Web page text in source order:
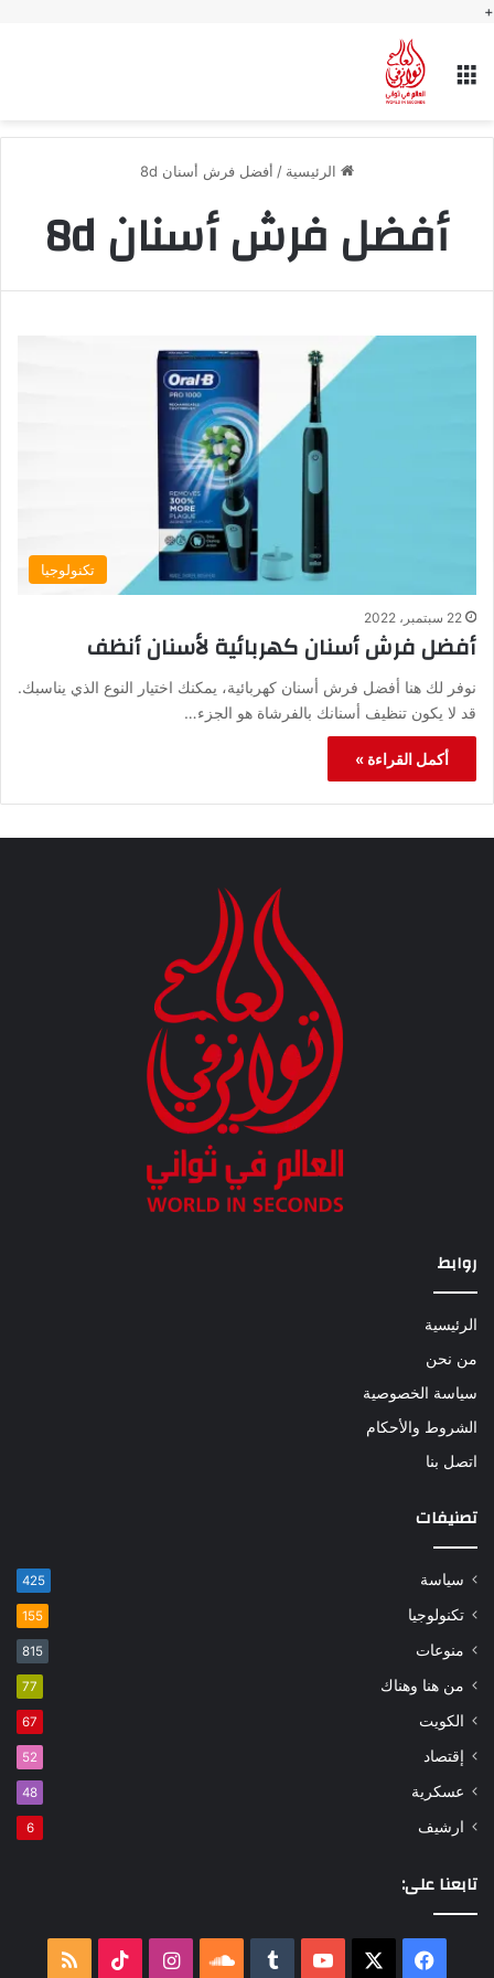
+
القائمة
الرئيسية / أفضل فرش أسنان 8d
أفضل فرش أسنان 8d
تكنولوجيا
22 سبتمبر، 2022
أفضل فرش أسنان كهربائية لأسنان أنظف
نوفر لك هنا أفضل فرش أسنان كهربائية، يمكنك اختيار النوع الذي يناسبك.
قد لا يكون تنظيف أسنانك بالفرشاة هو الجزء…
أكمل القراءة »
روابط
الرئيسية
من نحن
سياسة الخصوصية
الشروط والأحكام
اتصل بنا
تصنيفات
سياسة 425
تكنولوجيا 155
منوعات 815
من هنا وهناك 77
الكويت 67
إقتصاد 52
عسكرية 48
ارشيف 6
تابعنا على:
فيسبوك ‫YouTube ساوند انستقرام‫TikTok